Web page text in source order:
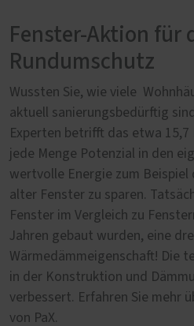
Fenster-Aktion für
Rundumschutz
Wussten Sie, wie viele
aktuell sanierungsbedürftig
Experten betrifft das etwa 15,7
jede Menge Potenzial in den
wertvolle Energie zum Beispiel
alter Fenster zu sparen.
Fenster im Vergleich zu
Jahren gebaut wurden, eine
Wärmedämmeigenschaft! Die
in der Konstruktion und
verbessert. Erfahren Sie mehr
von PaX.